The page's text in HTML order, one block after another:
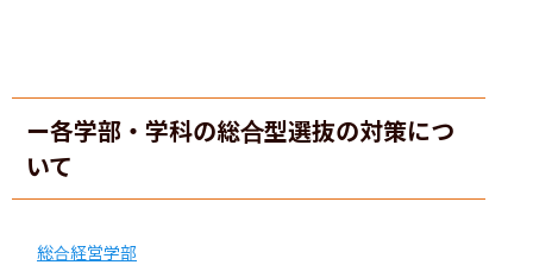
ー各学部・学科の総合型選抜の対策につ
いて
総合経営学部